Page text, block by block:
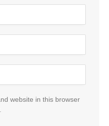
website in this browser